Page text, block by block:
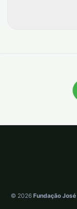
© 2026 Fundação